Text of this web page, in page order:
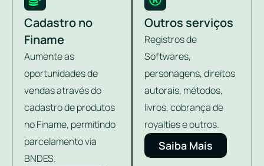
Cadastro no
Finame
Aumente as
oportunidades de
vendas através do
cadastro de produtos
no Finame, permitindo
parcelamento via
BNDES.
Outros serviços
Registros de
Softwares,
personagens, direitos
autorais, métodos,
livros, cobrança de
royalties e outros.
Saiba Mais